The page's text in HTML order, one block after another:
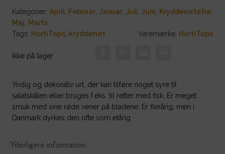
Kategorier: April Februar Januar Juli Juni Krydderurtefrø
Maj
Marts
Tags: HortiTops krydderurt Varemærke: HortiTops
Ikke på lager
Yndig og dekorativ urt, der kan tilføre noget syre til
salatskålen eller bruges f.eks. til retter med fisk. Er meget
smuk med sine røde vener på bladene. Er flerårig, men i
Danmark dyrkes den ofte som etårig
Yderligere information